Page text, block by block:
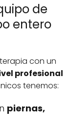
de
entero
con un
profesional
tenemos:
piernas,